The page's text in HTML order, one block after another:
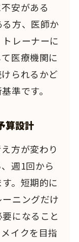
安がある
方、医師か
レーナーに
医療機関に
られるかど
準です。
算設計
方が変わり
週1回から
。短期的に
ニングだけ
になること
イクを目指